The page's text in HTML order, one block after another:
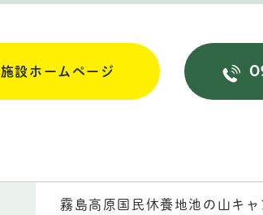
施設ホームページ
霧島高原国民休養地池の山キャ